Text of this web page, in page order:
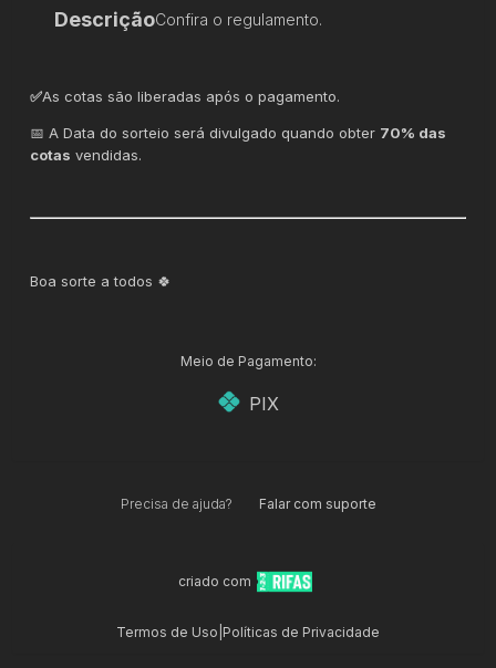
DescriçãoConfira o regulamento.
✅As cotas são liberadas após o pagamento.
📅 A Data do sorteio será divulgado quando obter 70% das
cotas vendidas.
Boa sorte a todos 🍀
Meio de Pagamento:
PIX
Precisa de ajuda? Falar com suporte
criado com
Termos de Uso Políticas de Privacidade